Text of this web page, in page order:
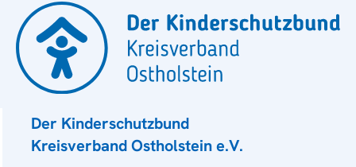
Der Kinderschutzbund
Kreisverband Ostholstein e.V.